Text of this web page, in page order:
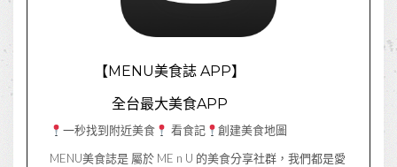
【MENU美食誌 APP】
全台最大美食APP
一秒找到附近美食 看食記
創建美食地圖
MENU美食誌是 屬於 ME n U 的美食分享社群，我們都是愛